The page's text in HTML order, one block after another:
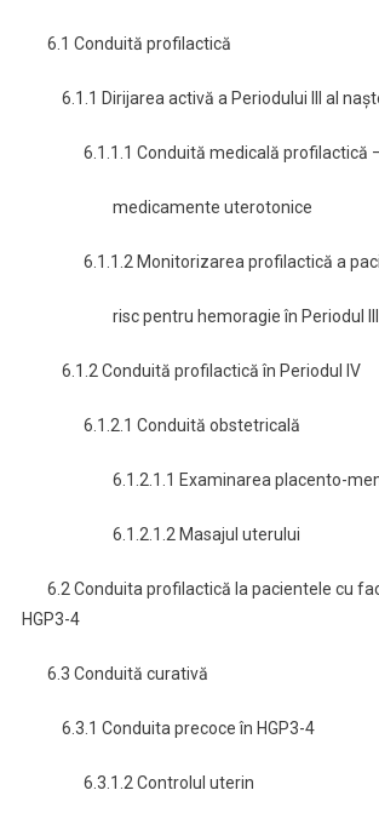
6.1 Conduită profilactică
6.1.1 Dirijarea activă a Periodului III al
6.1.1.1 Conduită medicală profilactică –
medicamente uterotonice
6.1.1.2 Monitorizarea profilactică a
risc pentru hemoragie în Periodul III
6.1.2 Conduită profilactică în Periodul IV
6.1.2.1 Conduită obstetricală
6.1.2.1.1 Examinarea placento-
6.1.2.1.2 Masajul uterului
6.2 Conduita profilactică la pacientele cu
HGP3-4
6.3 Conduită curativă
6.3.1 Conduita precoce în HGP3-4
6.3.1.2 Controlul uterin